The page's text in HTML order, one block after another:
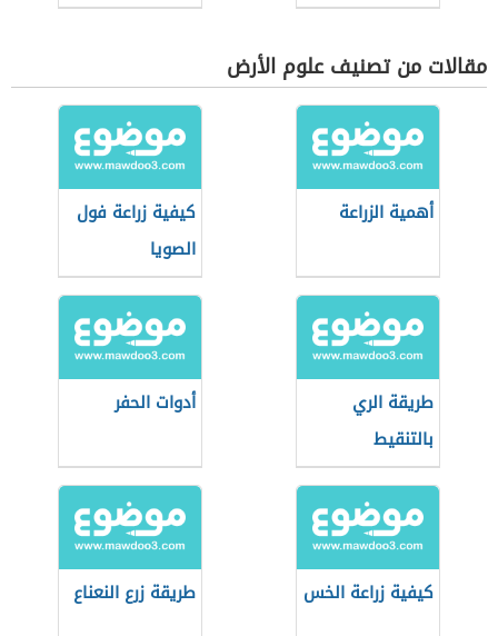
مقالات من تصنيف علوم الأرض
أهمية الزراعة
كيفية زراعة فول
الصويا
طريقة الري
بالتنقيط
أدوات الحفر
كيفية زراعة الخس طريقة زرع النعناع